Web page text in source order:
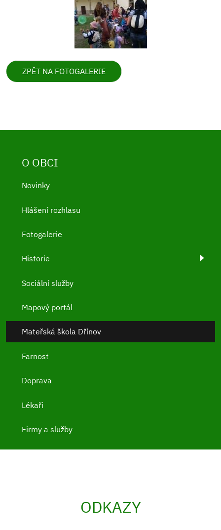
ZPĚT NA FOTOGALERIE
O OBCI
Novinky
Hlášení rozhlasu
Fotogalerie
Historie
Sociální služby
Mapový portál
Mateřská škola Dřínov
Farnost
Doprava
Lékaři
Firmy a služby
ODKAZY